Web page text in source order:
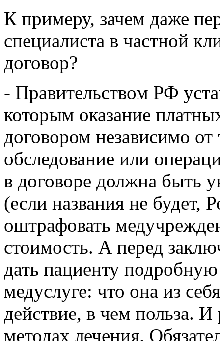
К примеру, зачем даже
специалиста в частной
договор?
- Правительством РФ
которым оказание
договором независимо от
обследование или
в договоре должна быть
(если названия не будет,
оштрафовать
стоимость. А перед
дать пациенту
медуслуге: что она из
действие, в чем польза. И
методах лечения.